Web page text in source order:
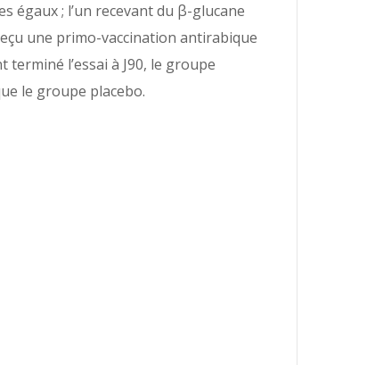
; l’un recevant du β-glucane
une primo-vaccination antirabique
l’essai à J90, le groupe
le groupe placebo.